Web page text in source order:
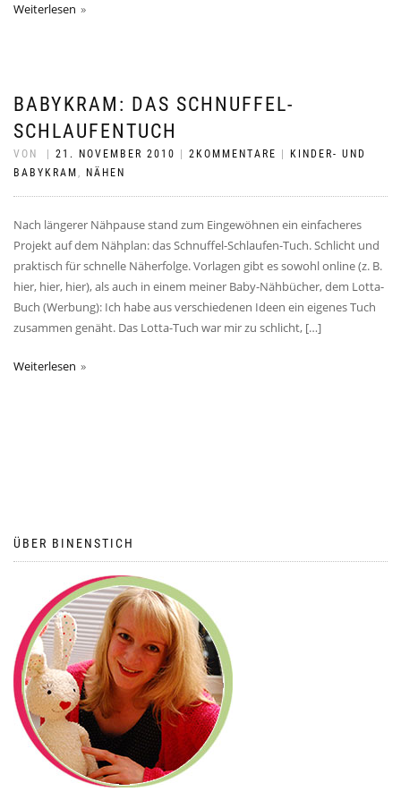
Weiterlesen
BABYKRAM: DAS SCHNUFFEL-
SCHLAUFENTUCH
VON 21. NOVEMBER 2010 2KOMMENTARE
KINDER- UND
BABYKRAM , NÄHEN
Nach längerer Nähpause stand zum Eingewöhnen ein einfacheres
Projekt auf dem Nähplan: das Schnuffel-Schlaufen-Tuch. Schlicht und
praktisch für schnelle Näherfolge. Vorlagen gibt es sowohl online (z. B.
hier, hier, hier), als auch in einem meiner Baby-Nähbücher, dem Lotta-
Buch (Werbung): Ich habe aus verschiedenen Ideen ein eigenes Tuch
zusammen genäht. Das Lotta-Tuch war mir zu schlicht, […]
Weiterlesen
ÜBER BINENSTICH